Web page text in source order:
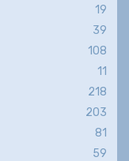
19
39
108
11
218
203
81
59